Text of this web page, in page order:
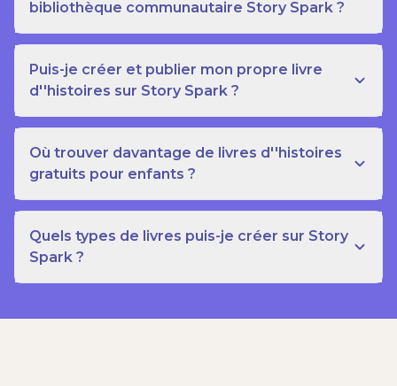
bibliothèque communautaire Story Spark ?
Puis-je créer et publier mon propre livre
d''histoires sur Story Spark ?
Où trouver davantage de livres d''histoires
gratuits pour enfants ?
Quels types de livres puis-je créer sur Story
Spark ?